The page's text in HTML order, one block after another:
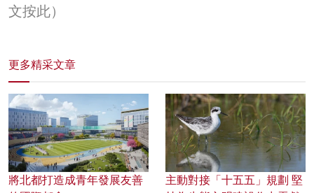
文按此）
更多精采文章
將北都打造成青年發展友善
主動對接「十五五」規劃 堅